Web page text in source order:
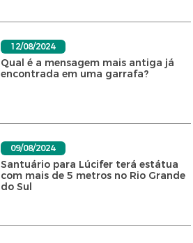
12/08/2024
Qual é a mensagem mais antiga já
encontrada em uma garrafa?
09/08/2024
Santuário para Lúcifer terá estátua
com mais de 5 metros no Rio Grande
do Sul